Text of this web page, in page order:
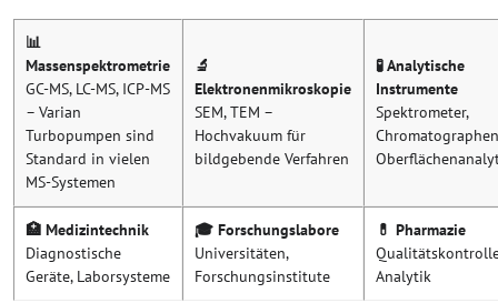
📊
Massenspektrometrie
GC-MS, LC-MS, ICP-MS
– Varian
Turbopumpen sind
Standard in vielen
MS-Systemen
🔬
Elektronenmikroskopie
SEM, TEM –
Hochvakuum für
bildgebende Verfahren
🧪 Analytische
Instrumente
Spektrometer,
🏥 Medizintechnik
Diagnostische
Geräte, Laborsysteme
🎓 Forschungslabore
Universitäten,
Forschungsinstitute
💊 Pharmazie
Analytik